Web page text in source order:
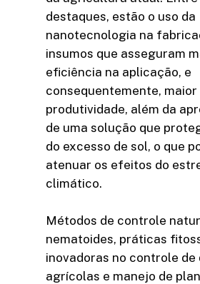
destaques, estão o uso da
nanotecnologia na
insumos que asseguram
eficiência na aplicação, e
consequentemente, maior
produtividade, além da
de uma solução que
do excesso de sol, o que
atenuar os efeitos do
climático.
Métodos de controle
nematoides, práticas
inovadoras no controle de
agrícolas e manejo de